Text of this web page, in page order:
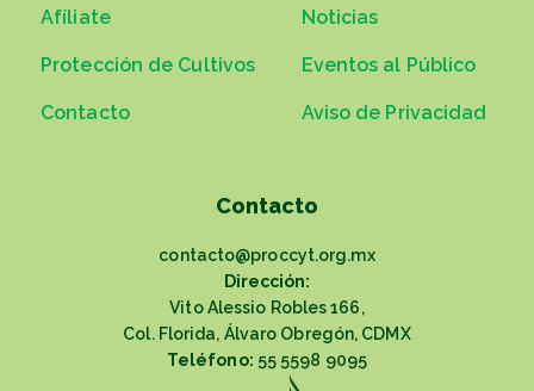
Afíliate
Protección de Cultivos
Contacto
Noticias
Eventos al Público
Aviso de Privacidad
Contacto
contacto@proccyt.org.mx
Dirección:
Vito Alessio Robles 166,
Col. Florida, Álvaro Obregón, CDMX
Teléfono: 55 5598 9095